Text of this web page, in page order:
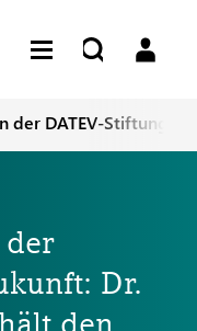
der DATEV-Stiftung
Dr.
den